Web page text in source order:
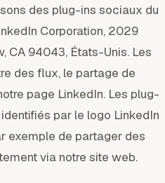
des plug-ins sociaux du
Corporation, 2029
CA 94043, États-Unis. Les
des flux, le partage de
page LinkedIn. Les plug-
par le logo LinkedIn
exemple de partager des
via notre site web.